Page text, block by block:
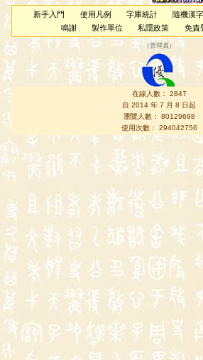
新手入門 使用凡例 字庫統計 隨機漢字
鳴謝
製作單位 私隱政策 免責
（管理員 ）
在線人數： 2847
自 2014 年 7 月 8 日起
瀏覽人數： 80129698
使用次數： 294042756